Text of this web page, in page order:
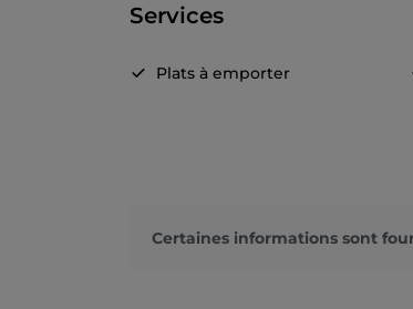
Services
Plats à emporter
Certaines informations sont